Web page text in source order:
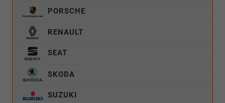
PORSCHE
RENAULT
SEAT
SKODA
SUZUKI